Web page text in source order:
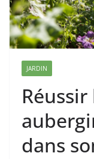
JARDIN
Réussir
dans